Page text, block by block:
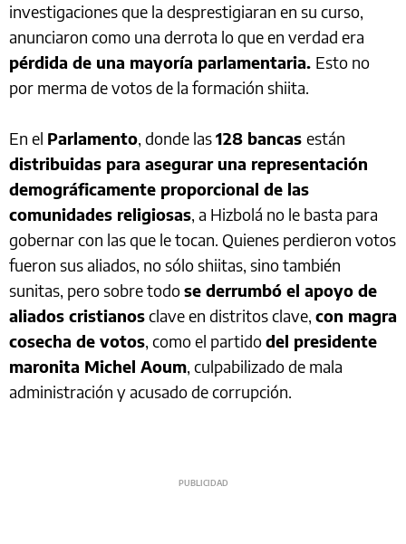
investigaciones que la desprestigiaran en su curso,
anunciaron como una derrota lo que en verdad era
pérdida de una mayoría parlamentaria. Esto no
por merma de votos de la formación shiita.
En el Parlamento, donde las128 bancas están
distribuidas para asegurar una representación
demográficamente proporcional de las
comunidades religiosas, a Hizbolá no le basta para
gobernar con las que le tocan. Quienes perdieron votos
fueron sus aliados, no sólo shiitas, sino también
sunitas, pero sobre todose derrumbó el apoyo de
aliados cristianosclave en distritos clave, con magra
cosecha de votos, como el partidodel presidente
maronita Michel Aoum, culpabilizado de mala
administración y acusado de corrupción.